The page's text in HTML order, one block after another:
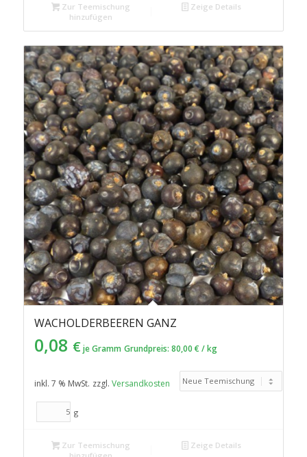
Zur Teemischung
hinzufügen
Zeige Details
WACHOLDERBEEREN GANZ
0,08 € je Gramm Grundpreis: 80,00 € /kg
inkl. 7 % MwSt. zzgl. Versandkosten
g
Zur Teemischung
Zeige Details